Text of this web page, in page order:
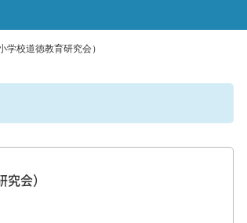
校道徳教育研究会）
会）